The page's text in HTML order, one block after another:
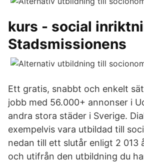
kurs - social
Stadsmissionens
Ett gratis, snabbt och enkelt
jobb med 56.000+ annonser i
andra stora städer i Sverige.
exempelvis vara utbildad till
nedan till ett slutår enligt 2 013
och utifrån den utbildning du